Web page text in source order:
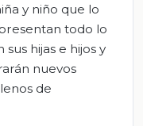
y niño que lo
todo lo
hijas e hijos y
nuevos
de